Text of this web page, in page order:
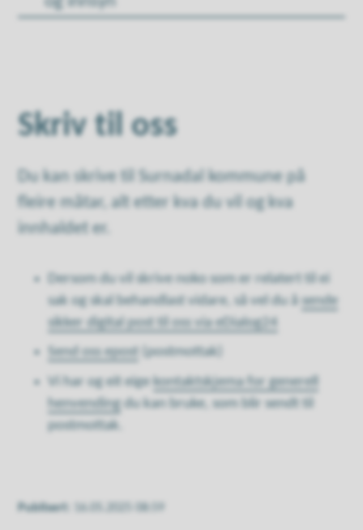
Skriv til oss
Du kan skrive til Surnadal kommune på
fleire måtar, alt etter kva du vil og kva
innhaldet er.
Dersom du vil skrive noko som er relatert til ei
sak og skal behandlast vidare, så vel du å sende
sikker digital post til oss via eDialog24
Send oss epost
(postmottak)
Vi har og eit eige kontaktskjema for generell
henvending du kan bruke, som blir sendt til
postmottak.
Publisert 16.05.2025 08:59